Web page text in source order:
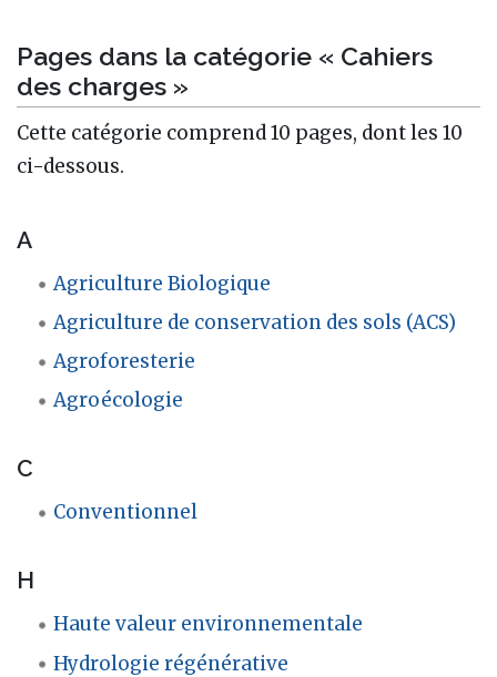
Pages dans la catégorie « Cahiers
des charges »
Cette catégorie comprend 10 pages, dont les 10
ci-dessous.
A
Agriculture Biologique
Agriculture de conservation des sols (ACS)
Agroforesterie
Agroécologie
C
Conventionnel
H
Haute valeur environnementale
Hydrologie régénérative